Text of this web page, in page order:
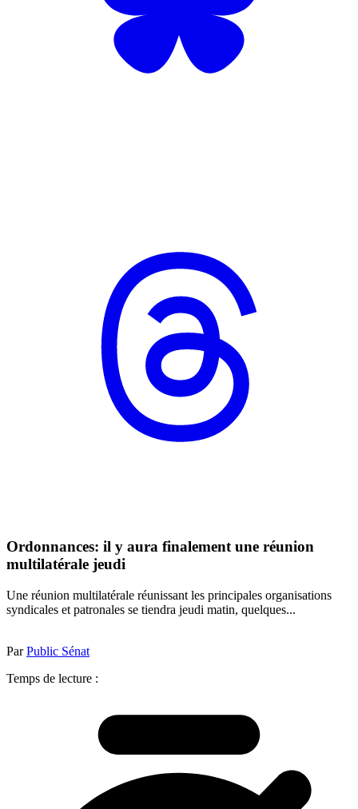
Ordonnances: il y aura finalement une réunion
multilatérale jeudi
Une réunion multilatérale réunissant les principales organisations
syndicales et patronales se tiendra jeudi matin, quelques...
ParPublic Sénat
Temps de lecture :